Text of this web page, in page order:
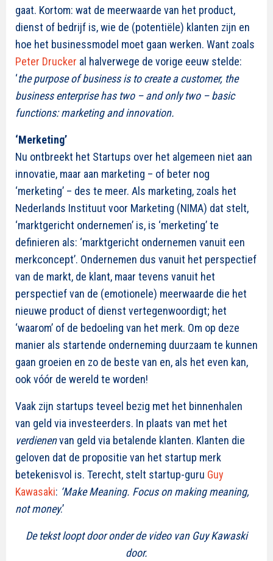
gaat. Kortom: wat de meerwaarde van het product,
dienst of bedrijf is, wie de (potentiële) klanten zijn en
hoe het businessmodel moet gaan werken. Want zoals
Peter Drucker al halverwege de vorige eeuw stelde:
‘the purpose of business is to create a customer, the
business enterprise has two – and only two – basic
functions: marketing and innovation.
‘Merketing’
Nu ontbreekt het Startups over het algemeen niet aan
innovatie, maar aan marketing – of beter nog
‘merketing’ – des te meer. Als marketing, zoals het
Nederlands Instituut voor Marketing (NIMA) dat stelt,
‘marktgericht ondernemen’ is, is ‘merketing’ te
definieren als: ‘marktgericht ondernemen vanuit een
merkconcept’. Ondernemen dus vanuit het perspectief
van de markt, de klant, maar tevens vanuit het
perspectief van de (emotionele) meerwaarde die het
nieuwe product of dienst vertegenwoordigt; het
‘waarom’ of de bedoeling van het merk. Om op deze
manier als startende onderneming duurzaam te kunnen
gaan groeien en zo de beste van en, als het even kan,
ook vóór de wereld te worden!
Vaak zijn startups teveel bezig met het binnenhalen
van geld via investeerders. In plaats van met het
verdienenvan geld via betalende klanten. Klanten die
geloven dat de propositie van het startup merk
betekenisvol is. Terecht, stelt startup-guru Guy
Kawasaki: ‘Make Meaning. Focus on making meaning,
not money.’
De tekst loopt door onder de video van Guy Kawaski
door.